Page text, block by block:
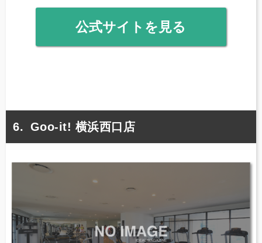
公式サイトを見る
Goo-it! 横浜西口店